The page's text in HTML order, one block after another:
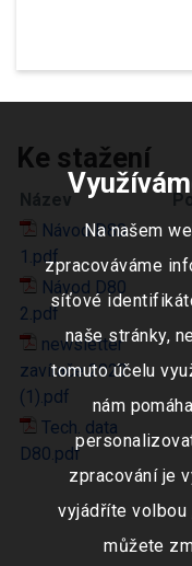
Ke stažení
Název
Návod D80
1.pdf
Návod D80
2.pdf
newsletter
zavírače 2022
(1).pdf
Tech. data
D80.pdf
Na našem
zpracováváme
síťové
naše stránky,
tomuto účelu
nám
zpracování je
vyjádříte volbou
můžete